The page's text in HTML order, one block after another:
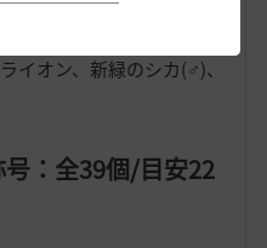
イオン、新緑のシカ(♂)、
：全39個/目安22